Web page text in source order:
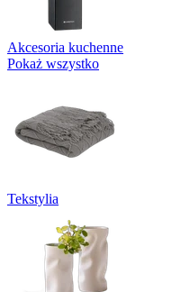
Akcesoria kuchenne
Pokaż wszystko
Tekstylia